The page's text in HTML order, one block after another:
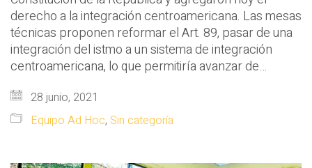
derecho a la integración centroamericana. Las mesas
técnicas proponen reformar el Art. 89, pasar de una
integración del istmo a un sistema de integración
centroamericana, lo que permitiría avanzar de…
28 junio, 2021
Equipo Ad Hoc, Sin categoría